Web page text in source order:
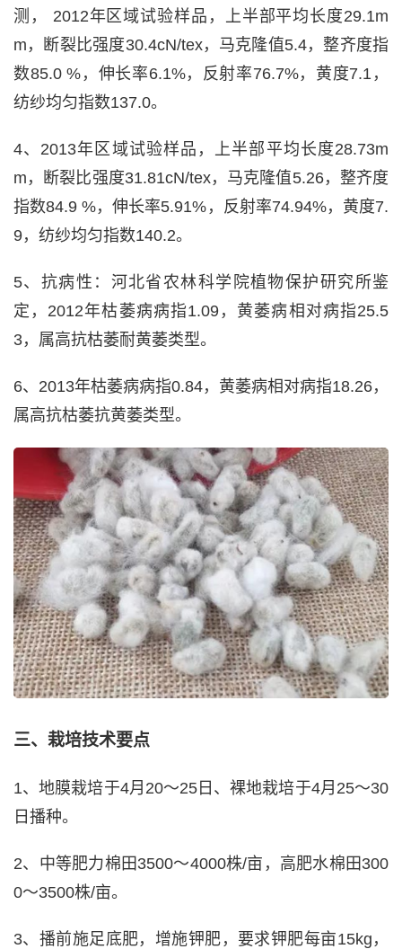
测， 2012年区域试验样品，上半部平均长度29.1m
m，断裂比强度30.4cN/tex，马克隆值5.4，整齐度指
数85.0 %，伸长率6.1%，反射率76.7%，黄度7.1，
纺纱均匀指数137.0。
4、2013年区域试验样品，上半部平均长度28.73m
m，断裂比强度31.81cN/tex，马克隆值5.26，整齐度
指数84.9 %，伸长率5.91%，反射率74.94%，黄度7.
9，纺纱均匀指数140.2。
5、抗病性：河北省农林科学院植物保护研究所鉴
定，2012年枯萎病病指1.09，黄萎病相对病指25.5
3，属高抗枯萎耐黄萎类型。
6、2013年枯萎病病指0.84，黄萎病相对病指18.26，
属高抗枯萎抗黄萎类型。
三、栽培技术要点
1、地膜栽培于4月20～25日、裸地栽培于4月25～30
日播种。
2、中等肥力棉田3500～4000株/亩，高肥水棉田300
0～3500株/亩。
3、播前施足底肥，增施钾肥，要求钾肥每亩15kg，